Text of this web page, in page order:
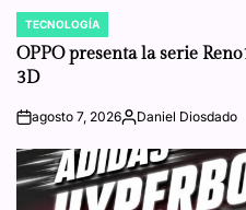
POSTED
IN
TECNOLOGÍA
OPPO presenta la serie
3D
onagosto 7, 2026Posted
Daniel Diosdado